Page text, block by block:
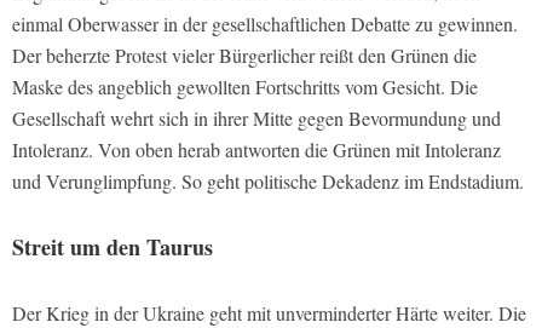
einmal Oberwasser in der gesellschaftlichen Debatte zu gewinnen.
Der beherzte Protest vieler Bürgerlicher reißt den Grünen die
Maske des angeblich gewollten Fortschritts vom Gesicht. Die
Gesellschaft wehrt sich in ihrer Mitte gegen Bevormundung und
Intoleranz. Von oben herab antworten die Grünen mit Intoleranz
und Verunglimpfung. So geht politische Dekadenz im Endstadium.
Streit um den Taurus
Der Krieg in der Ukraine geht mit unverminderter Härte weiter. Die